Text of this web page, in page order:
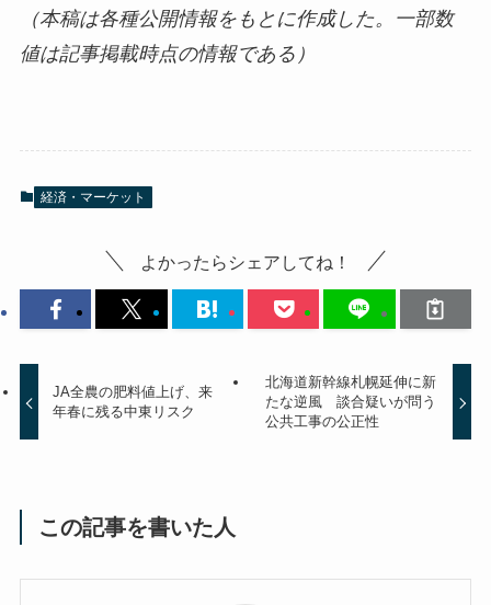
（本稿は各種公開情報をもとに作成した。一部数
値は記事掲載時点の情報である）
経済・マーケット
よかったらシェアしてね！
JA全農の肥料値上げ、来
年春に残る中東リスク
北海道新幹線札幌延伸に新
たな逆風 談合疑いが問う
公共工事の公正性
この記事を書いた人